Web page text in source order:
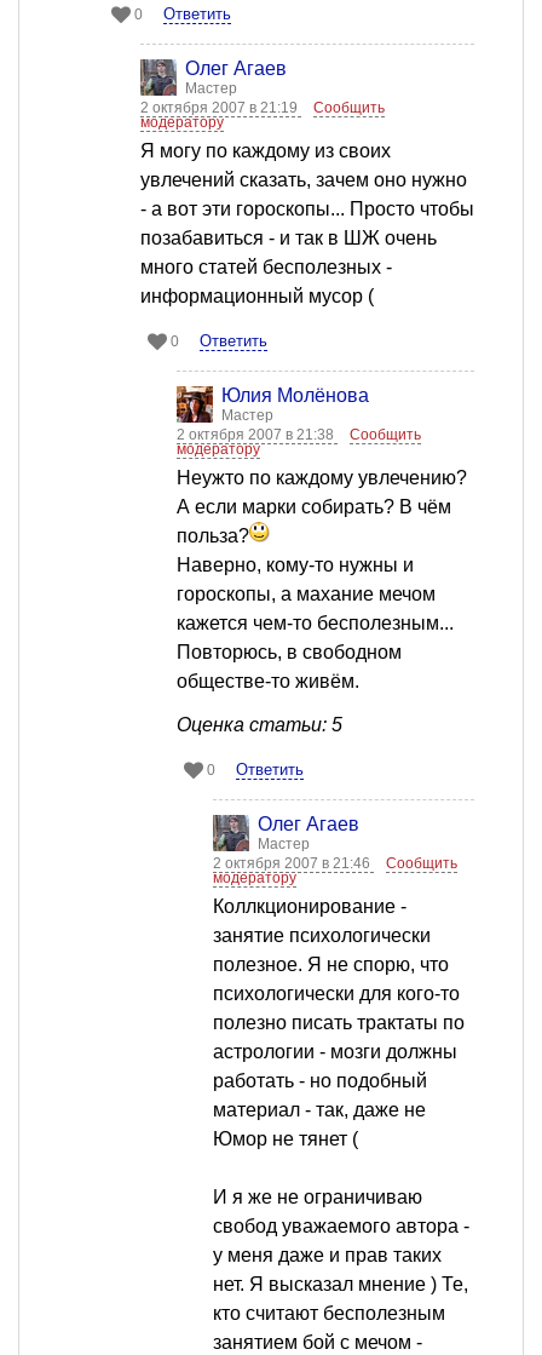
0 Ответить
Олег Агаев
Мастер
2 октября 2007 в 21:19
Сообщить
модератору
Я могу по каждому из своих
увлечений сказать, зачем оно нужно
- а вот эти гороскопы... Просто чтобы
позабавиться - и так в ШЖ очень
много статей бесполезных -
информационный мусор (
0 Ответить
Юлия Молёнова
Мастер
2 октября 2007 в 21:38
Сообщить
модератору
Неужто по каждому увлечению?
А если марки собирать? В чём
польза?
Наверно, кому-то нужны и
гороскопы, а махание мечом
кажется чем-то бесполезным...
Повторюсь, в свободном
обществе-то живём.
Оценка статьи: 5
0 Ответить
Олег Агаев
Мастер
2 октября 2007 в 21:46
Сообщить
модератору
Коллкционирование -
занятие психологически
полезное. Я не спорю, что
психологически для кого-то
полезно писать трактаты по
астрологии - мозги должны
работать - но подобный
материал - так, даже не
Юмор не тянет (
И я же не ограничиваю
свобод уважаемого автора -
у меня даже и прав таких
нет. Я высказал мнение ) Те,
кто считают бесполезным
занятием бой с мечом -